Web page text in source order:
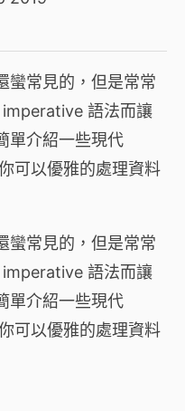
蠻常見的，但是常常
語法而讓
單介紹一些現代
可以優雅的處理資料
蠻常見的，但是常常
語法而讓
單介紹一些現代
可以優雅的處理資料